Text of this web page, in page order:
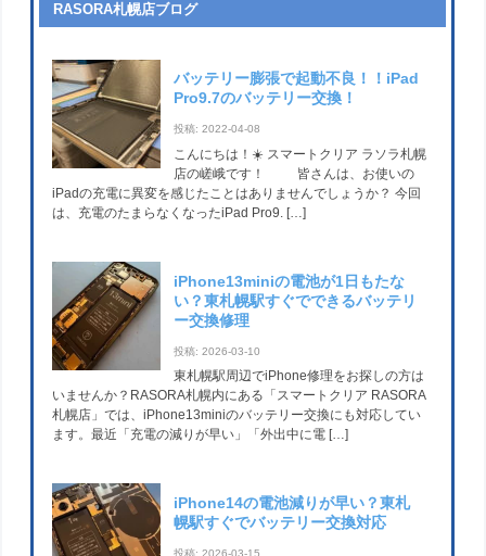
RASORA札幌店ブログ
バッテリー膨張で起動不良！！iPad
Pro9.7のバッテリー交換！
投稿: 2022-04-08
こんにちは！☀️ スマートクリア ラソラ札幌
店の嵯峨です！ 皆さんは、お使いの
iPadの充電に異変を感じたことはありませんでしょうか？ 今回
は、充電のたまらなくなったiPad Pro9. […]
iPhone13miniの電池が1日もたな
い？東札幌駅すぐでできるバッテリ
ー交換修理
投稿: 2026-03-10
東札幌駅周辺でiPhone修理をお探しの方は
いませんか？RASORA札幌内にある「スマートクリア RASORA
札幌店」では、iPhone13miniのバッテリー交換にも対応してい
ます。最近「充電の減りが早い」「外出中に電 […]
iPhone14の電池減りが早い？東札
幌駅すぐでバッテリー交換対応
投稿: 2026-03-15